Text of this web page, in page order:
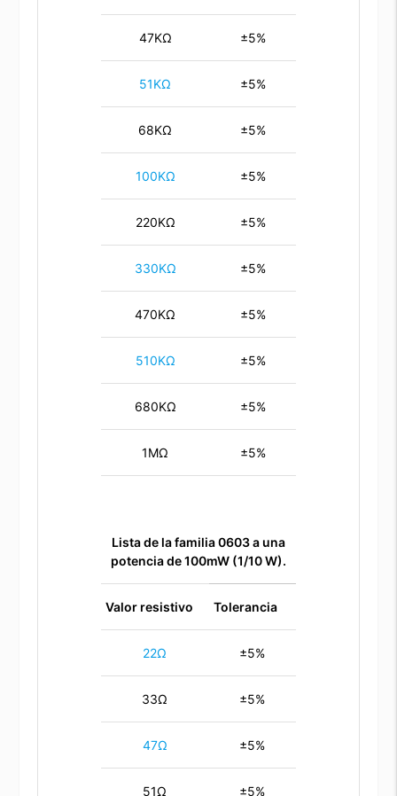
47KΩ ±5%
51KΩ ±5%
68KΩ ±5%
100KΩ ±5%
220KΩ ±5%
330KΩ ±5%
470KΩ ±5%
510KΩ ±5%
680KΩ ±5%
1MΩ ±5%
Lista de la familia 0603 a una
potencia de 100mW (1/10 W).
Valor resistivo Tolerancia
22Ω ±5%
33Ω ±5%
47Ω ±5%
51Ω ±5%